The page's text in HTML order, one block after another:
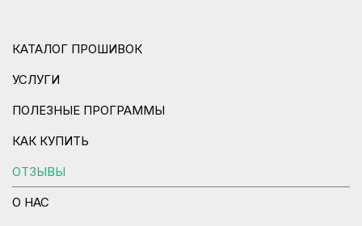
КАТАЛОГ ПРОШИВОК
УСЛУГИ
ПОЛЕЗНЫЕ ПРОГРАММЫ
КАК КУПИТЬ
ОТЗЫВЫ
О НАС